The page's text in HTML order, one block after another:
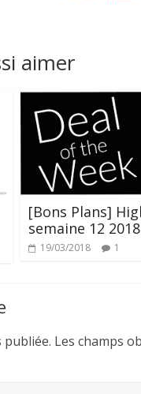
aimer
[Bons Plans]
semaine 12 2018
19/03/2018 1
publiée. Les champs